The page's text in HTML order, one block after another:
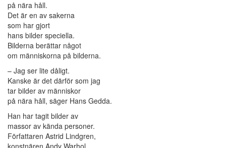
på nära håll.
Det är en av sakerna
som har gjort
hans bilder speciella.
Bilderna berättar något
om människorna på bilderna.
– Jag ser lite dåligt.
Kanske är det därför som jag
tar bilder av människor
på nära håll, säger Hans Gedda.
Han har tagit bilder av
massor av kända personer.
Författaren Astrid Lindgren,